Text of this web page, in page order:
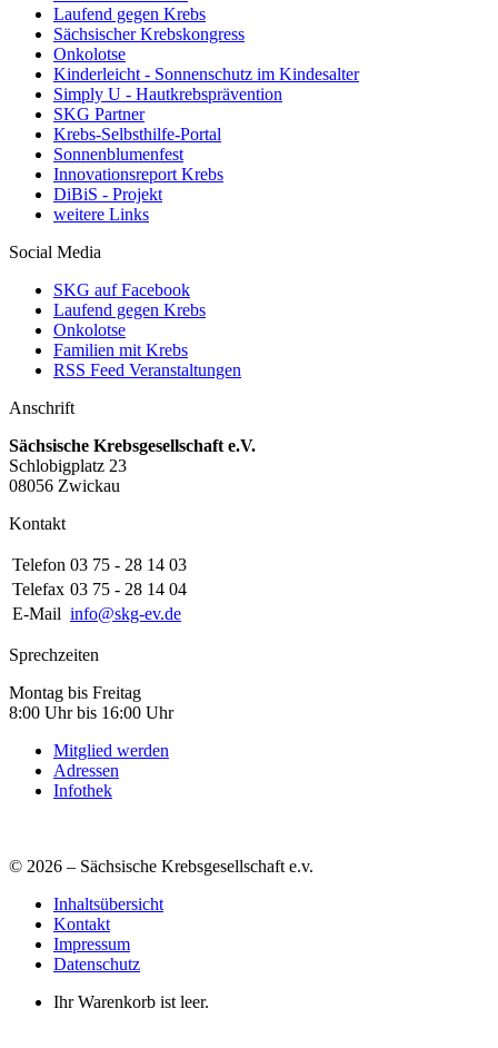
Laufend gegen Krebs
Sächsischer Krebskongress
Onkolotse
Kinderleicht - Sonnenschutz im Kindesalter
Simply U - Hautkrebsprävention
SKG Partner
Krebs-Selbsthilfe-Portal
Sonnenblumenfest
Innovationsreport Krebs
DiBiS - Projekt
weitere Links
Social Media
SKG auf Facebook
Laufend gegen Krebs
Onkolotse
Familien mit Krebs
RSS Feed Veranstaltungen
Anschrift
Sächsische Krebsgesellschaft e.V.
Schlobigplatz 23
08056 Zwickau
Kontakt
Telefon 03 75 - 28 14 03
Telefax 03 75 - 28 14 04
E-Mail info@skg-ev.de
Sprechzeiten
Montag bis Freitag
8:00 Uhr bis 16:00 Uhr
Mitglied werden
Adressen
Infothek
© 2026 – Sächsische Krebsgesellschaft e.v.
Inhaltsübersicht
Kontakt
Impressum
Datenschutz
Ihr Warenkorb ist leer.